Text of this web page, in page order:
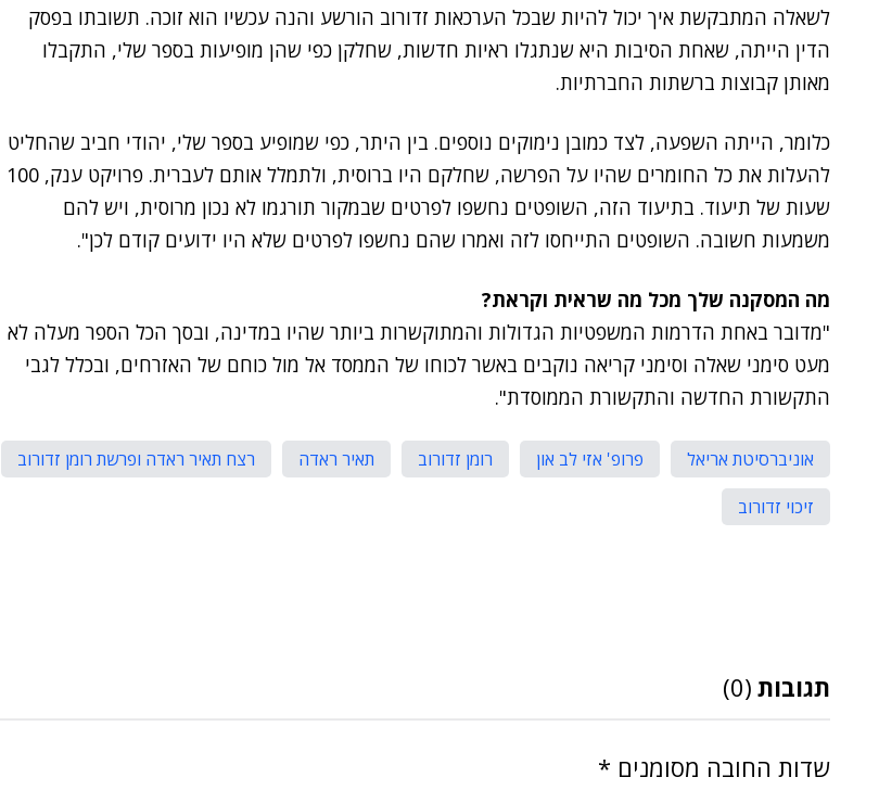
לשאלה המתבקשת איך יכול להיות שבכל הערכאות זדורוב הורשע והנה עכשיו הוא זוכה. תשובתו בפסק
הדין הייתה, שאחת הסיבות היא שנתגלו ראיות חדשות, שחלקן כפי שהן מופיעות בספר שלי, התקבלו
מאותן קבוצות ברשתות החברתיות.
כלומר, הייתה השפעה, לצד כמובן נימוקים נוספים. בין היתר, כפי שמופיע בספר שלי, יהודי חביב שהחליט
להעלות את כל החומרים שהיו על הפרשה, שחלקם היו ברוסית, ולתמלל אותם לעברית. פרויקט ענק, 100
שעות של תיעוד. בתיעוד הזה, השופטים נחשפו לפרטים שבמקור תורגמו לא נכון מרוסית, ויש להם
משמעות חשובה. השופטים התייחסו לזה ואמרו שהם נחשפו לפרטים שלא היו ידועים קודם לכן".
מה המסקנה שלך מכל מה שראית וקראת?
"מדובר באחת הדרמות המשפטיות הגדולות והמתוקשרות ביותר שהיו במדינה, ובסך הכל הספר מעלה לא
מעט סימני שאלה וסימני קריאה נוקבים באשר לכוחו של הממסד אל מול כוחם של האזרחים, ובכלל לגבי
התקשורת החדשה והתקשורת הממוסדת".
אוניברסיטת אריאל פרופ' אזי לב און רומן זדורוב תאיר ראדה
רצח תאיר ראדה ופרשת רומן זדורוב
זיכוי זדורוב
תגובות (0)
שדות החובה מסומנים *